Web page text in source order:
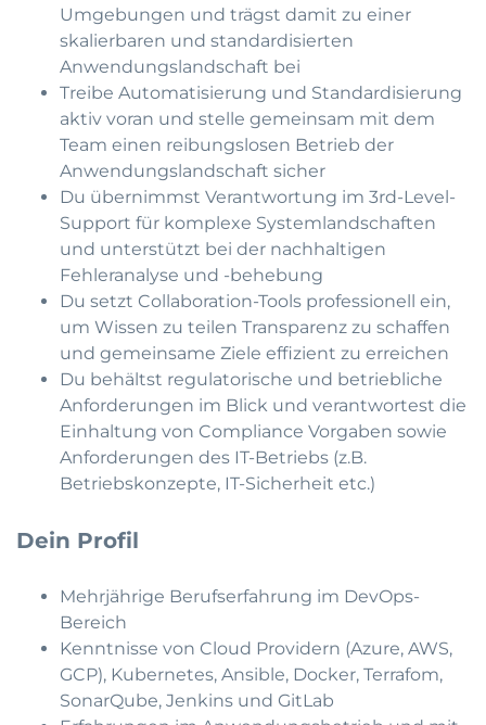
Umgebungen und trägst damit zu einer
skalierbaren und standardisierten
Anwendungslandschaft bei
Treibe Automatisierung und Standardisierung
aktiv voran und stelle gemeinsam mit dem
Team einen reibungslosen Betrieb der
Anwendungslandschaft sicher
Du übernimmst Verantwortung im 3rd-Level-
Support für komplexe Systemlandschaften
und unterstützt bei der nachhaltigen
Fehleranalyse und -behebung
Du setzt Collaboration-Tools professionell ein,
um Wissen zu teilen Transparenz zu schaffen
und gemeinsame Ziele effizient zu erreichen
Du behältst regulatorische und betriebliche
Anforderungen im Blick und verantwortest die
Einhaltung von Compliance Vorgaben sowie
Anforderungen des IT-Betriebs (z.B.
Betriebskonzepte, IT-Sicherheit etc.)
Dein Profil
Mehrjährige Berufserfahrung im DevOps-
Bereich
Kenntnisse von Cloud Providern (Azure, AWS,
GCP), Kubernetes, Ansible, Docker, Terrafom,
SonarQube, Jenkins und GitLab